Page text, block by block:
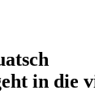
in die